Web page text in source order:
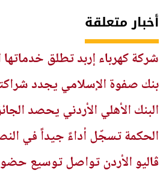
أخبار متعلقة
شركة كهرباء إربد تطلق خدماتها
بنك صفوة الإسلامي يجدد
البنك الأهلي الأردني يحصد
الحكمة تسجّل أداءً جيداً في
ڤاليو الأردن تواصل توسيع